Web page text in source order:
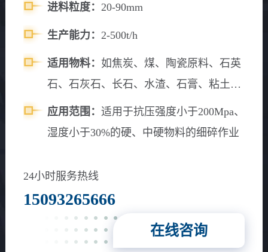
进料粒度： 20-90mm
生产能力： 2-500t/h
适用物料： 如焦炭、煤、陶瓷原料、石英
石、石灰石、长石、水渣、石膏、粘土、
食盐、化工原料等固体物料
应用范围： 适用于抗压强度小于200Mpa、
湿度小于30%的硬、中硬物料的细碎作业
24小时服务热线
15093265666
在线咨询